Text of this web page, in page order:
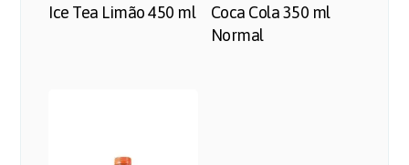
Ice Tea Limão 450 ml
Coca Cola 350 ml
Normal